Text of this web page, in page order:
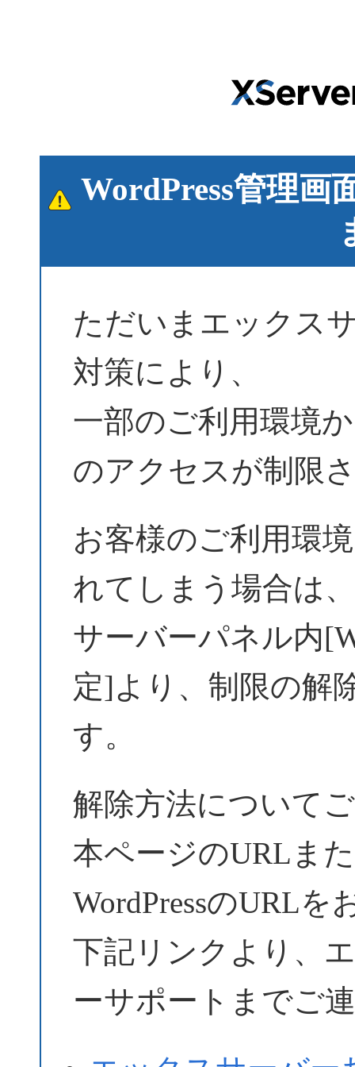
WordPress管理画
ただいまエックス
対策により、
一部のご利用環境
のアクセスが制限
お客様のご利用環
れてしまう場合は、
サーバーパネル内
定]より、制限の解
す。
解除方法について
本ページのURLま
WordPressのURL
下記リンクより、
ーサポートまでご